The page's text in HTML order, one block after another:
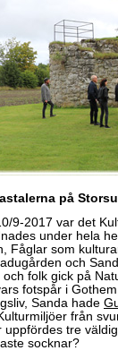
på
9-2017 var det
under hela
Fåglar som
och
och folk gick på
fotspår i
Sanda hade
från
uppfördes tre
socknar?